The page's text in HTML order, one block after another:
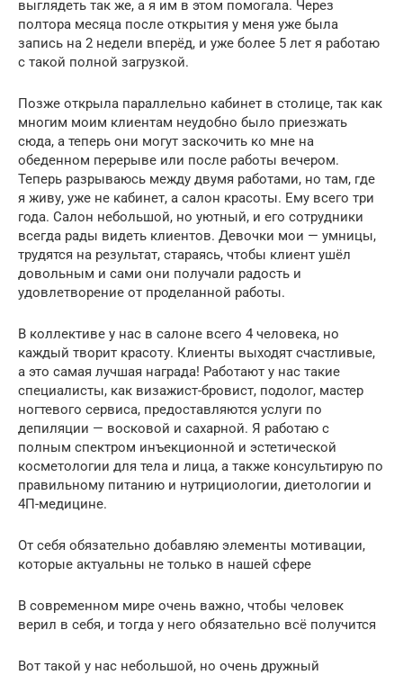
выглядеть так же, а я им в этом помогала. Через
полтора месяца после открытия у меня уже была
запись на 2 недели вперёд, и уже более 5 лет я работаю
с такой полной загрузкой.
Позже открыла параллельно кабинет в столице, так как
многим моим клиентам неудобно было приезжать
сюда, а теперь они могут заскочить ко мне на
обеденном перерыве или после работы вечером.
Теперь разрываюсь между двумя работами, но там, где
я живу, уже не кабинет, а салон красоты. Ему всего три
года. Салон небольшой, но уютный, и его сотрудники
всегда рады видеть клиентов. Девочки мои — умницы,
трудятся на результат, стараясь, чтобы клиент ушёл
довольным и сами они получали радость и
удовлетворение от проделанной работы.
В коллективе у нас в салоне всего 4 человека, но
каждый творит красоту. Клиенты выходят счастливые,
а это самая лучшая награда! Работают у нас такие
специалисты, как визажист-бровист, подолог, мастер
ногтевого сервиса, предоставляются услуги по
депиляции — восковой и сахарной. Я работаю с
полным спектром инъекционной и эстетической
косметологии для тела и лица, а также консультирую по
правильному питанию и нутрициологии, диетологии и
4П-медицине.
От себя обязательно добавляю элементы мотивации,
которые актуальны не только в нашей сфере
В современном мире очень важно, чтобы человек
верил в себя, и тогда у него обязательно всё получится
Вот такой у нас небольшой, но очень дружный